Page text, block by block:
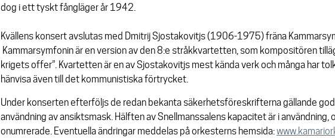
dog i ett tyskt fångläger år 1942.
Kvällens konsert avslutas med Dmitrij Sjostakovitjs (1906-1975) fräna
Kammarsymfonin är en version av den 8:e stråkkvartetten, som kompositören
krigets offer”. Kvartetten är en av Sjostakovitjs mest kända verk och många har
hänvisa även till det kommunistiska förtrycket.
Under konserten efterföljs de redan bekanta säkerhetsföreskrifterna gällande
användning av ansiktsmask. Hälften av Snellmanssalens kapacitet är i användning,
onumrerade. Eventuella ändringar meddelas på orkesterns hemsida: